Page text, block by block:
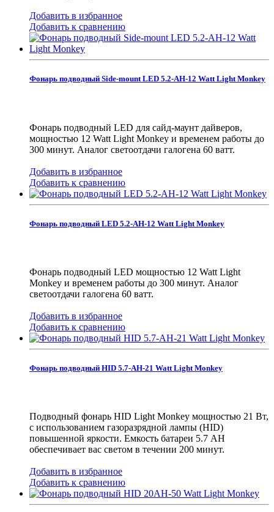
Добавить в избранное
Добавить к сравнению
Фонарь подводный Side-mount LED 5.2-AH-12 Watt Light Monkey
Фонарь подводный LED для сайд-маунт дайверов,
мощностью 12 Watt Light Monkey и временем работы до
300 минут. Аналог светоотдачи галогена 60 ватт.
Добавить в избранное
Добавить к сравнению
Фонарь подводный LED 5.2-AH-12 Watt Light Monkey
Фонарь подводный LED мощностью 12 Watt Light
Monkey и временем работы до 300 минут. Аналог
светоотдачи галогена 60 ватт.
Добавить в избранное
Добавить к сравнению
Фонарь подводный HID 5.7-AH-21 Watt Light Monkey
Подводный фонарь HID Light Monkey мощностью 21 Вт,
с использованием газоразрядной лампы (HID)
повышенной яркости. Емкость батареи 5.7 AH
обеспечивает вас светом в течении 200 минут.
Добавить в избранное
Добавить к сравнению